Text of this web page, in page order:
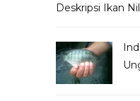
Deskripsi Ikan